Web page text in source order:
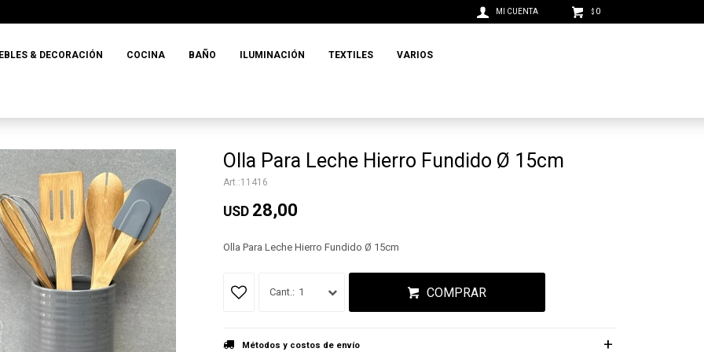
& DECORACIÓN COCINA BAÑO ILUMINACIÓN TEXTILES VARIOS
$ 0
Olla Para Leche Hierro Fundido Ø 15cm
11416
USD 28,00
Olla Para Leche Hierro Fundido Ø 15cm
1 COMPRAR
Métodos y costos de envío